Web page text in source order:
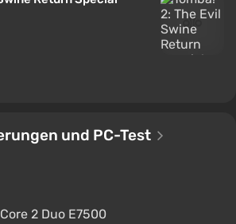
und PC-Test
2 Duo E7500